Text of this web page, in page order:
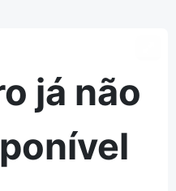
já não